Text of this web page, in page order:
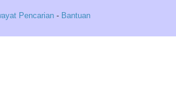
Pencarian - Bantuan